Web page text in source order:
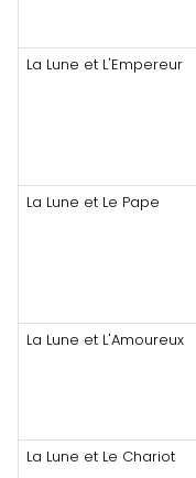
La Lune et L'Empereur
La Lune et Le Pape
La Lune et L'Amoureux
La Lune et Le Chariot